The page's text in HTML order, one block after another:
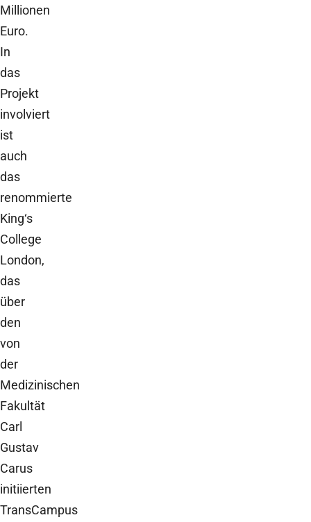
Millionen
Euro.
In
das
Projekt
involviert
ist
auch
das
renommierte
King‘s
College
London,
das
über
den
von
der
Medizinischen
Fakultät
Carl
Gustav
Carus
initiierten
TransCampus